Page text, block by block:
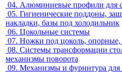
04. Алюминиевые профили для
05. Гигиенические поддоны,
накладки, базы под холодильник
06. Цокольные системы
07. Ножки под цоколь, опорные,
08. Системы трансформации
механизмы поворота
09. Механизмы и фурнитура для